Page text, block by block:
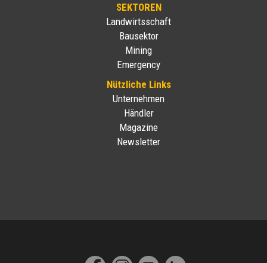
SEKTOREN
Landwirtsschaft
Bausektor
Mining
Emergency
Nützliche Links
Unternehmen
Händler
Magazine
Newsletter